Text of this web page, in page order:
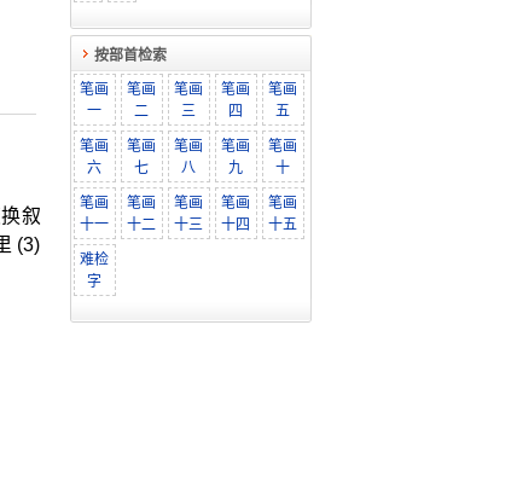
叙
(3)
按部首检索
笔画
一
笔画
二
笔画
三
笔画
四
笔画
五
笔画
六
笔画
七
笔画
八
笔画
九
笔画
十
笔画
十一
笔画
十二
笔画
十三
笔画
十四
笔画
十五
难检
字